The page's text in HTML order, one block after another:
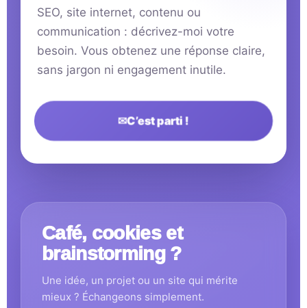
SEO, site internet, contenu ou
communication : décrivez-moi votre
besoin. Vous obtenez une réponse claire,
sans jargon ni engagement inutile.
✉C’est parti !
Café, cookies et
brainstorming ?
Une idée, un projet ou un site qui mérite
mieux ? Échangeons simplement.